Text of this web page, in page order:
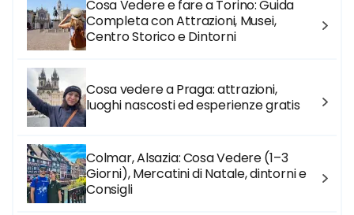
Cosa Vedere e fare a Torino: Guida
Completa con Attrazioni, Musei,
Centro Storico e Dintorni
Cosa vedere a Praga: attrazioni,
luoghi nascosti ed esperienze gratis
Colmar, Alsazia: Cosa Vedere (1–3
Giorni), Mercatini di Natale, dintorni e
Consigli